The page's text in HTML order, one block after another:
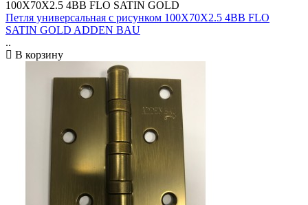
100X70X2.5 4BB FLO SATIN GOLD
Петля универсальная с рисунком 100X70X2.5 4BB FLO
SATIN GOLD ADDEN BAU
..
В корзину